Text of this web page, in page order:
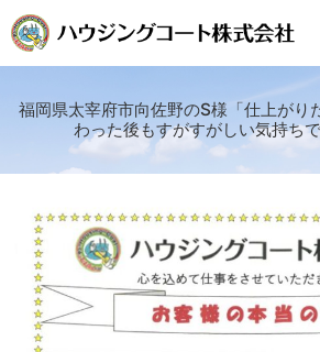
福岡県太宰府市向佐野のS様「仕上がり
わった後もすがすがしい気持ちで